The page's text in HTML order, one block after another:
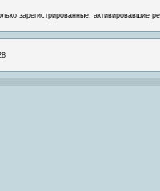
зарегистрированные, активировавшие